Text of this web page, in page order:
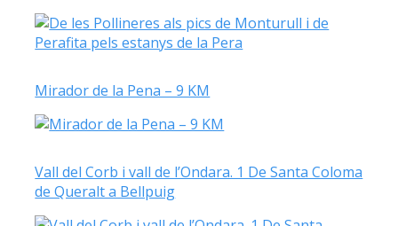
Mirador de la Pena – 9 KM
Vall del Corb i vall de l’Ondara. 1 De Santa Coloma
de Queralt a Bellpuig